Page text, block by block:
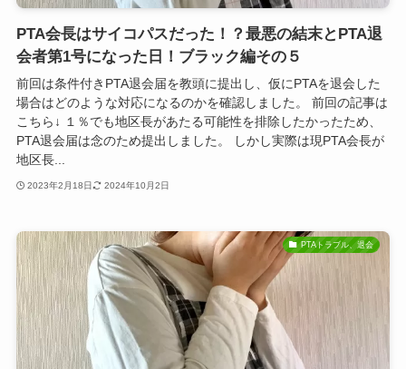
PTA会長はサイコパスだった！？最悪の結末とPTA退
会者第1号になった日！ブラック編その５
前回は条件付きPTA退会届を教頭に提出し、仮にPTAを退会した
場合はどのような対応になるのかを確認しました。 前回の記事は
こちら↓ １％でも地区長があたる可能性を排除したかったため、
PTA退会届は念のため提出しました。 しかし実際は現PTA会長が
地区長...
2023年2月18日 2024年10月2日
PTAトラブル、退会